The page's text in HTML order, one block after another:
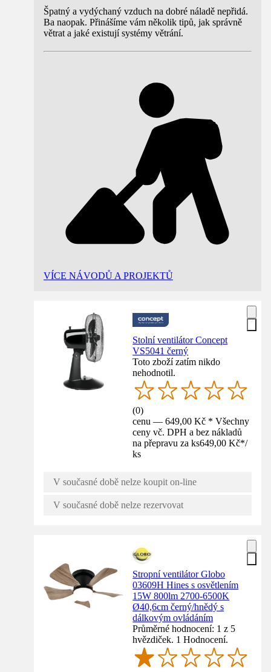
Špatný a vydýchaný vzduch na dobré náladě nepřidá.
Ba naopak. Přinášíme vám několik tipů, jak správně
větrat a jaké existují systémy větrání.
VÍCE NÁVODŮ A PROJEKTŮ
Stolní ventilátor Concept
VS5041 černý
Toto zboží zatím nikdo
nehodnotil.
(0)
cenu — 649,00 Kč * Všechny
ceny vč. DPH a bez nákladů
na přepravu za ks649,00 Kč*/
ks
V současné době nelze koupit on-line
V současné době nelze rezervovat
Stropní ventilátor Globo
03609H Hines s osvětlením
15W 800lm 2700-6500K
Ø40,6cm černý/hnědý s
dálkovým ovládáním
Průměrné hodnocení: 1 z 5
hvězdiček. 1 Hodnocení.